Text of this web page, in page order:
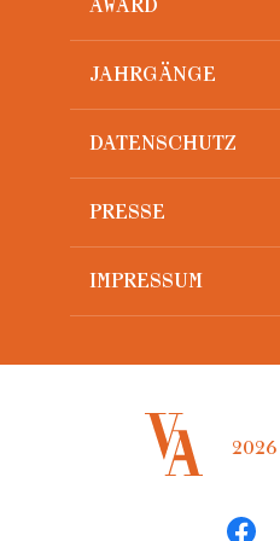
AWARD
JAHRGÄNGE
DATENSCHUTZ
PRESSE
IMPRESSUM
2026